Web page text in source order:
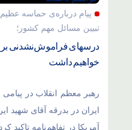
پیام درباره‌ی حماسه
تبیین مسائل مهم کشور؛
درسهای فراموش‌نشدنی
خواهیم داشت
رهبر معظم انقلاب در
ایران در بدرقه آقای شهید
آمریکا در تفاهم‌نامه تاکید